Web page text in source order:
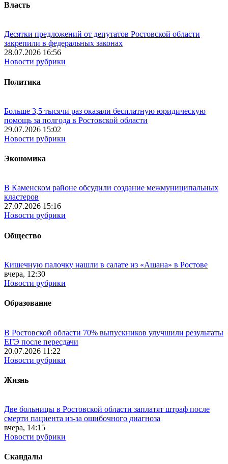
Власть
Десятки предложений от депутатов Ростовской области
закрепили в федеральных законах
28.07.2026 16:56
Новости рубрики
Политика
Больше 3,5 тысячи раз оказали бесплатную юридическую
помощь за полгода в Ростовской области
29.07.2026 15:02
Новости рубрики
Экономика
В Каменском районе обсудили создание межмуниципальных
кластеров
27.07.2026 15:16
Новости рубрики
Общество
Кишечную палочку нашли в салате из «Ашана» в Ростове
вчера, 12:30
Новости рубрики
Образование
В Ростовской области 70% выпускников улучшили результаты
ЕГЭ после пересдачи
20.07.2026 11:22
Новости рубрики
Жизнь
Две больницы в Ростовской области заплатят штраф после
смерти пациента из-за ошибочного диагноза
вчера, 14:15
Новости рубрики
Скандалы